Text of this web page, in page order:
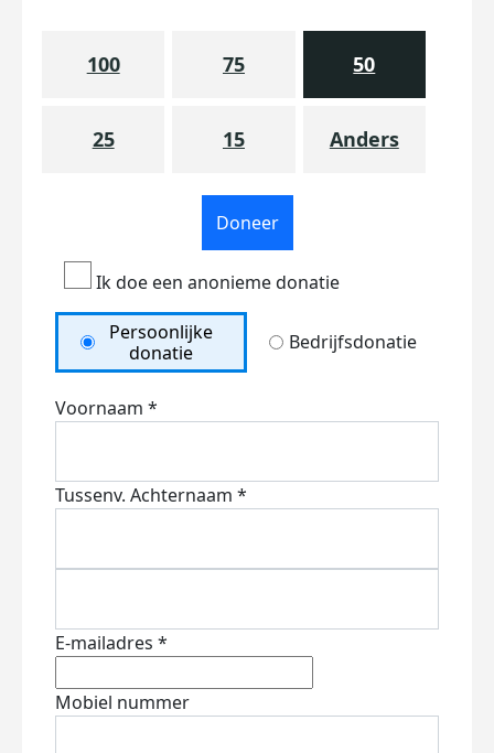
100 75 50
25 15 Anders
Doneer
Ik doe een anonieme donatie
Persoonlijke
donatie
Bedrijfsdonatie
Voornaam *
Tussenv. Achternaam *
E-mailadres *
Mobiel nummer